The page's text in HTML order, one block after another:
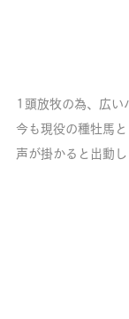
1頭放牧の為、広い
今も現役の種牡馬
声が掛かると出動し